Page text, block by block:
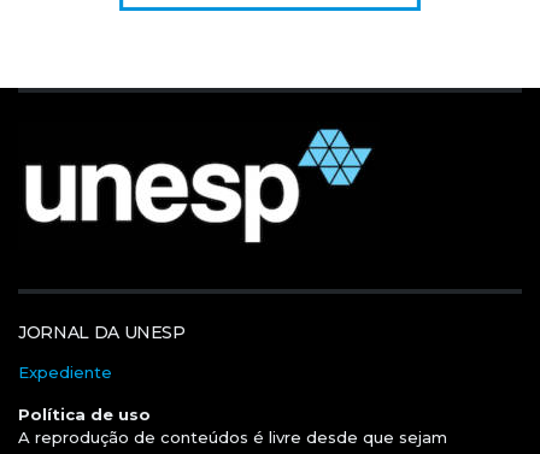
JORNAL DA UNESP
Expediente
Política de uso
A reprodução de conteúdos é livre desde que sejam